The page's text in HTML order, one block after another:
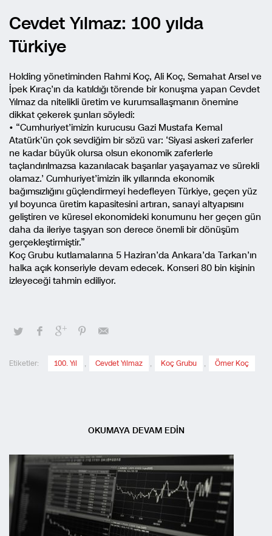
Cevdet Yılmaz: 100 yılda
Türkiye
Holding yönetiminden Rahmi Koç, Ali Koç, Semahat Arsel ve
İpek Kıraç’ın da katıldığı törende bir konuşma yapan Cevdet
Yılmaz da nitelikli üretim ve kurumsallaşmanın önemine
dikkat çekerek şunları söyledi:
• “Cumhuriyet’imizin kurucusu Gazi Mustafa Kemal
Atatürk’ün çok sevdiğim bir sözü var: ‘Siyasi askeri zaferler
ne kadar büyük olursa olsun ekonomik zaferlerle
taçlandırılmazsa kazanılacak başarılar yaşayamaz ve sürekli
olamaz.’ Cumhuriyet’imizin ilk yıllarında ekonomik
bağımsızlığını güçlendirmeyi hedefleyen Türkiye, geçen yüz
yıl boyunca üretim kapasitesini artıran, sanayi altyapısını
geliştiren ve küresel ekonomideki konumunu her geçen gün
daha da ileriye taşıyan son derece önemli bir dönüşüm
gerçekleştirmiştir.”
Koç Grubu kutlamalarına 5 Haziran’da Ankara’da Tarkan’ın
halka açık konseriyle devam edecek. Konseri 80 bin kişinin
izleyeceği tahmin ediliyor.
Etiketler: 100. Yıl , Cevdet Yılmaz , Koç Grubu , Ömer Koç
OKUMAYA DEVAM EDİN